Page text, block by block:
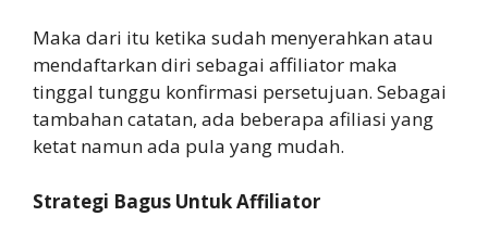
Maka dari itu ketika sudah menyerahkan atau
mendaftarkan diri sebagai affiliator maka
tinggal tunggu konfirmasi persetujuan. Sebagai
tambahan catatan, ada beberapa afiliasi yang
ketat namun ada pula yang mudah.
Strategi Bagus Untuk Affiliator